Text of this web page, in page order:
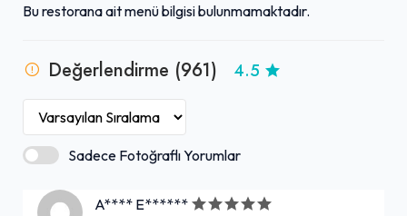
atmosferi, başarılı iç dizaynı ve kaliteli hizmet anlayışıyla
cazip bir duraktır.
Bu restorana ait menü bilgisi bulunmamaktadır.
Değerlendirme (961) 4.5
Sadece Fotoğraflı Yorumlar
A**** E******